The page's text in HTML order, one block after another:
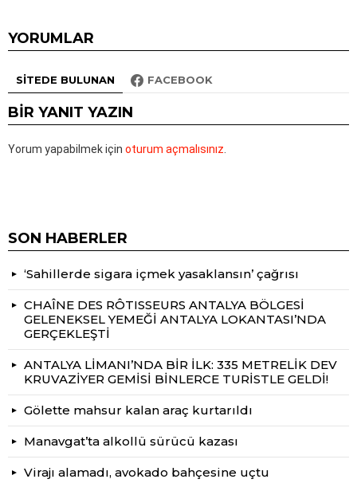
YORUMLAR
SITEDE BULUNAN FACEBOOK
BIR YANIT YAZIN
Yorum yapabilmek için oturum açmalısınız
SON HABERLER
‘Sahillerde sigara içmek yasaklansın’ çağrısı
CHAÎNE DES RÔTISSEURS ANTALYA BÖLGESİ
GELENEKSEL YEMEĞİ ANTALYA LOKANTASI’NDA
GERÇEKLEŞTİ
ANTALYA LİMANI’NDA BİR İLK: 335 METRELİK DEV
KRUVAZİYER GEMİSİ BİNLERCE TURİSTLE GELDİ!
Gölette mahsur kalan araç kurtarıldı
Manavgat’ta alkollü sürücü kazası
Virajı alamadı, avokado bahçesine uçtu